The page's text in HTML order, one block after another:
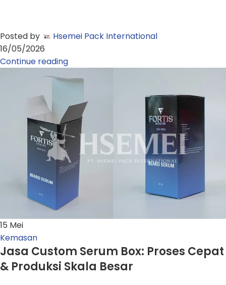
Posted by
Hsemei Pack International
16/05/2026
Continue reading
15 Mei
Kemasan
Jasa Custom Serum Box: Proses Cepat
& Produksi Skala Besar